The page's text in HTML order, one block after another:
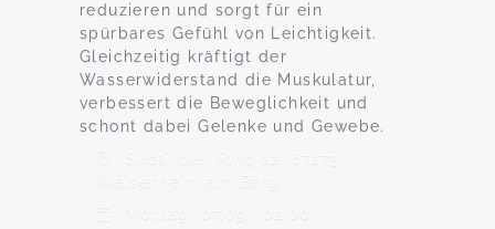
reduzieren und sorgt für ein
spürbares Gefühl von Leichtigkeit.
Gleichzeitig kräftigt der
Wasserwiderstand die Muskulatur,
verbessert die Beweglichkeit und
schont dabei Gelenke und Gewebe.
Südtiroler Ring 22, 67273
Weisenheim am Berg
Montag, 07.09., 02:00